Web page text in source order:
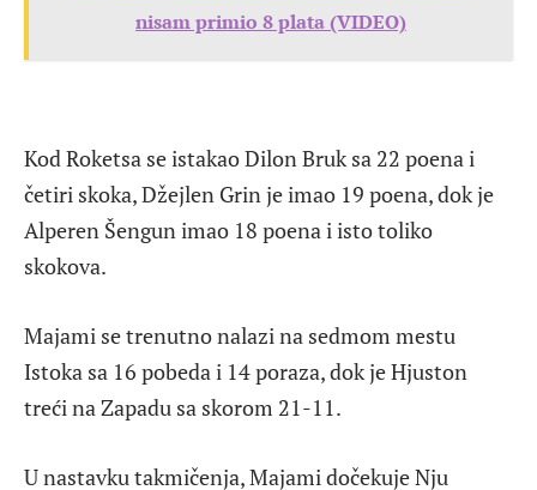
nisam primio 8 plata (VIDEO)
Kod Roketsa se istakao Dilon Bruk sa 22 poena i
četiri skoka, Džejlen Grin je imao 19 poena, dok je
Alperen Šengun imao 18 poena i isto toliko
skokova.
Majami se trenutno nalazi na sedmom mestu
Istoka sa 16 pobeda i 14 poraza, dok je Hjuston
treći na Zapadu sa skorom 21-11.
U nastavku takmičenja, Majami dočekuje Nju